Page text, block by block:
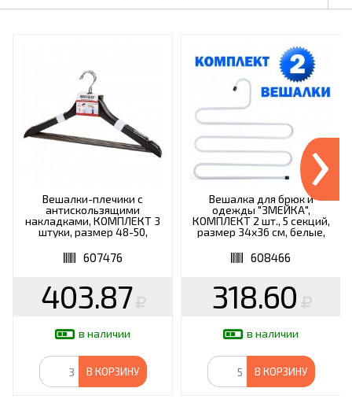
Вешалки-плечики с
антискользящими
накладками, КОМПЛЕКТ 3
штуки, размер 48-50,
607476
403.87
в наличии
В КОРЗИНУ
Вешалка для брюк и
одежды "ЗМЕЙКА",
КОМПЛЕКТ 2 шт., 5 секций,
размер 34х36 см, белые,
608466
318.60
в наличии
В КОРЗИНУ
›